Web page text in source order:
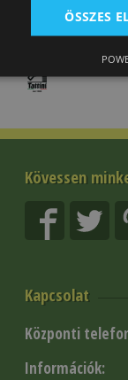
19 500 Ft
Kövessen
Kapcsolat
Központi
Információk:
ÖSSZES